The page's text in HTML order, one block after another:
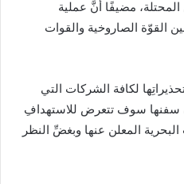
مضيفًا أنَّ عملية
القوّة الصاروخية والقوات
لكافة الشركات التي
سفنها سوف تتعرض للاستهدافِ
المعلن عنها وبغضِّ النظر